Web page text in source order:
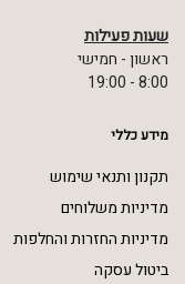
שעות פעילות
ראשון - חמישי
8:00 - 19:00
מידע כללי
תקנון ותנאי שימוש
מדיניות משלוחים
מדיניות החזרות והחלפות
ביטול עסקה